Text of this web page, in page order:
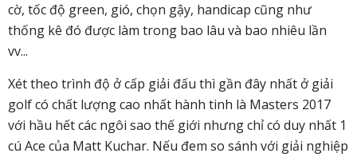
cờ, tốc độ green, gió, chọn gậy, handicap cũng như
thống kê đó được làm trong bao lâu và bao nhiêu lần
vv...
Xét theo trình độ ở cấp giải đấu thì gần đây nhất ở giải
golf có chất lượng cao nhất hành tinh là Masters 2017
với hầu hết các ngôi sao thế giới nhưng chỉ có duy nhất 1
cú Ace của Matt Kuchar. Nếu đem so sánh với giải nghiệp